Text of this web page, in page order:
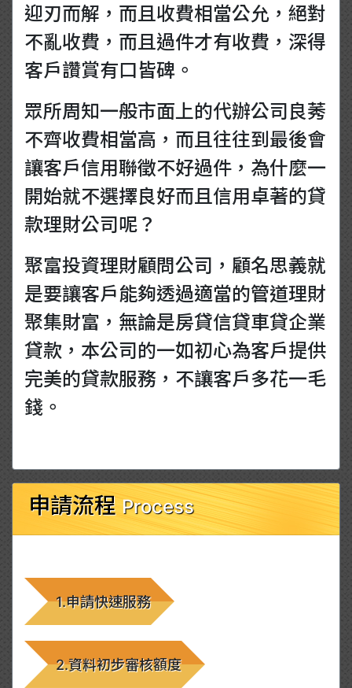
迎刃而解，而且收費相當公允，絕對
不亂收費，而且過件才有收費，深得
客戶讚賞有口皆碑。
眾所周知一般市面上的代辦公司良莠
不齊收費相當高，而且往往到最後會
讓客戶信用聯徵不好過件，為什麼一
開始就不選擇良好而且信用卓著的貸
款理財公司呢？
聚富投資理財顧問公司，顧名思義就
是要讓客戶能夠透過適當的管道理財
聚集財富，無論是房貸信貸車貸企業
貸款，本公司的一如初心為客戶提供
完美的貸款服務，不讓客戶多花一毛
錢。
申請流程 Process
1.申請快速服務
2.資料初步審核額度